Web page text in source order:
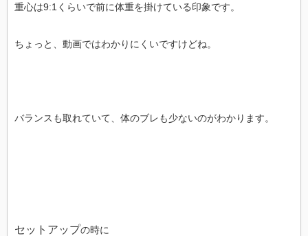
重心は9:1くらいで前に体重を掛けている印象です。
ちょっと、動画ではわかりにくいですけどね。
バランスも取れていて、体のブレも少ないのがわかります。
セットアップの時に